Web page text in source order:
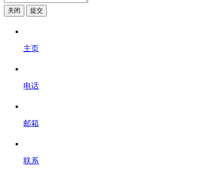
关闭 提交
主页
电话
邮箱
联系